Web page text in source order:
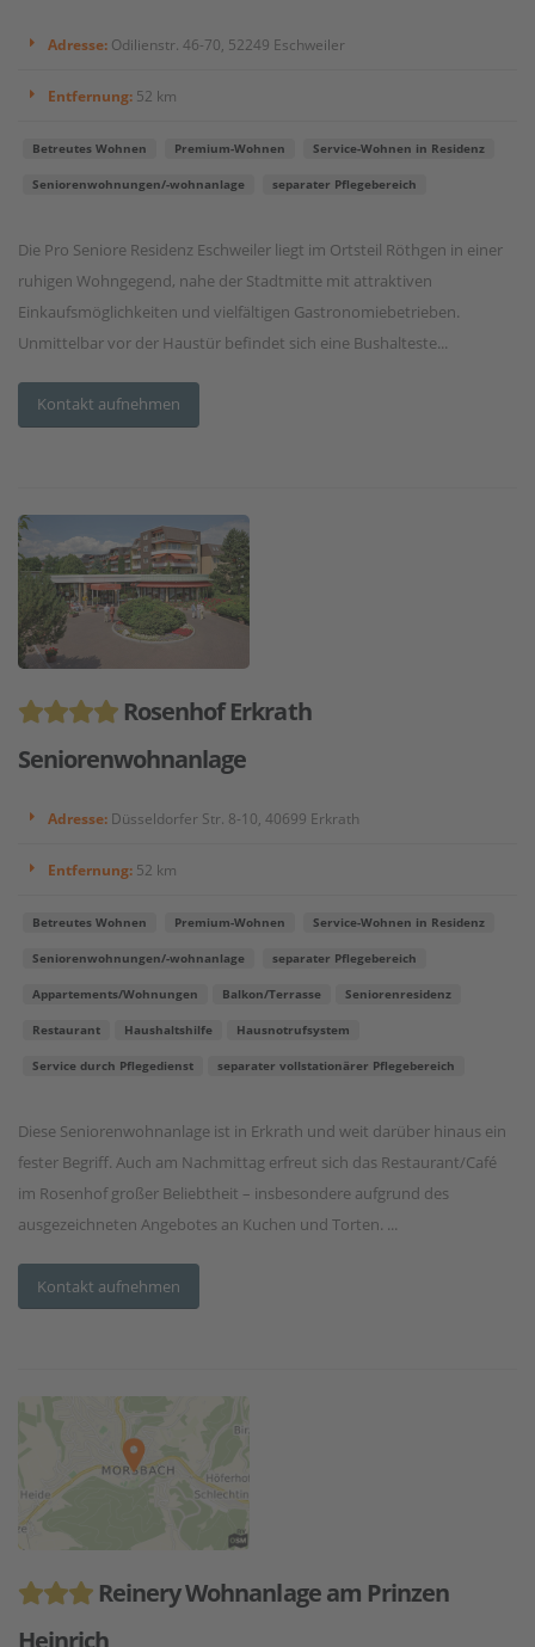
Adresse: Odilienstr. 46-70, 52249 Eschweiler
Entfernung: 52 km
Betreutes Wohnen Premium-Wohnen Service-Wohnen in Residenz
Seniorenwohnungen/-wohnanlage separater Pflegebereich
Die Pro Seniore Residenz Eschweiler liegt im Ortsteil Röthgen in einer
ruhigen Wohngegend, nahe der Stadtmitte mit attraktiven
Einkaufsmöglichkeiten und vielfältigen Gastronomiebetrieben.
Unmittelbar vor der Haustür befindet sich eine Bushalteste...
Kontakt aufnehmen
Rosenhof Erkrath
Seniorenwohnanlage
Adresse: Düsseldorfer Str. 8-10, 40699 Erkrath
Entfernung: 52 km
Betreutes Wohnen Premium-Wohnen Service-Wohnen in Residenz
Seniorenwohnungen/-wohnanlage separater Pflegebereich
Appartements/Wohnungen Balkon/Terrasse Seniorenresidenz
Restaurant Haushaltshilfe Hausnotrufsystem
Service durch Pflegedienst separater vollstationärer Pflegebereich
Diese Seniorenwohnanlage ist in Erkrath und weit darüber hinaus ein
fester Begriff. Auch am Nachmittag erfreut sich das Restaurant/Café
im Rosenhof großer Beliebtheit – insbesondere aufgrund des
ausgezeichneten Angebotes an Kuchen und Torten. ...
Kontakt aufnehmen
Reinery Wohnanlage am Prinzen